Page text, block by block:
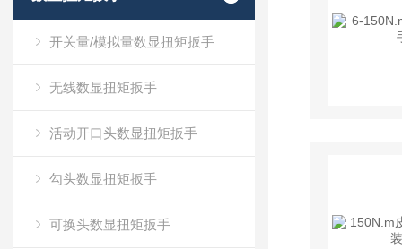
开关量/模拟量数显扭矩扳手
无线数显扭矩扳手
活动开口头数显扭矩扳手
勾头数显扭矩扳手
可换头数显扭矩扳手